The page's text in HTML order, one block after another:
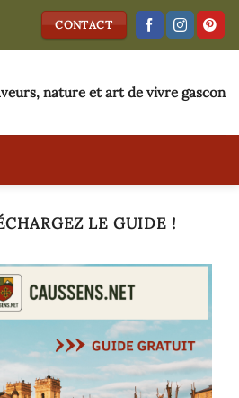
CONTACT
nature et art de vivre gascon
LE GUIDE !